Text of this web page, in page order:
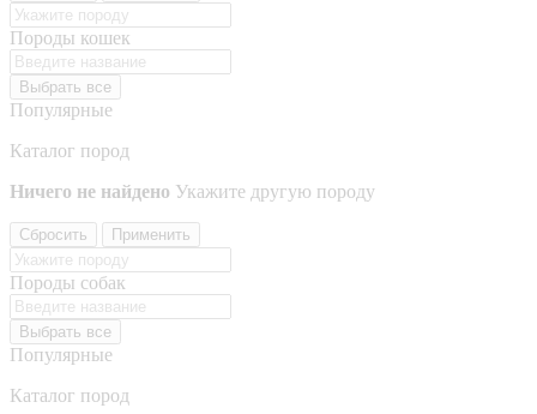
Породы кошек
Выбрать все
Популярные
Каталог пород
Ничего не найдено Укажите другую породу
Сбросить Применить
Породы собак
Выбрать все
Популярные
Каталог пород